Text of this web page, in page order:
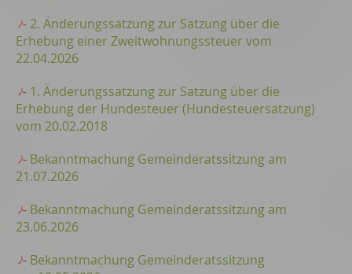
2. Änderungssatzung zur Satzung über die
Erhebung einer Zweitwohnungssteuer vom
22.04.2026
1. Änderungssatzung zur Satzung über die
Erhebung der Hundesteuer (Hundesteuersatzung)
vom 20.02.2018
Bekanntmachung Gemeinderatssitzung am
21.07.2026
Bekanntmachung Gemeinderatssitzung am
23.06.2026
Bekanntmachung Gemeinderatssitzung